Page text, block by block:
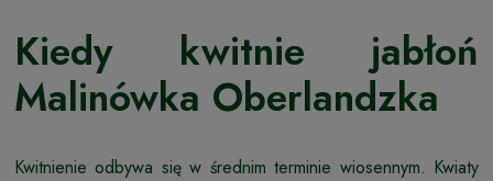
Kiedy kwitnie jabłoń
Malinówka Oberlandzka
Kwitnienie odbywa się w średnim terminie wiosennym. Kwiaty